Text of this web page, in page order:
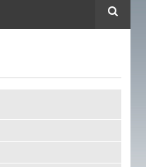
Suche